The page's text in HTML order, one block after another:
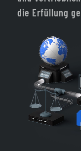
die Erfüllung